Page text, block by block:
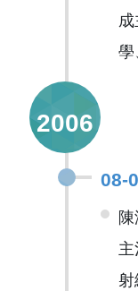
學
2006
08-
射